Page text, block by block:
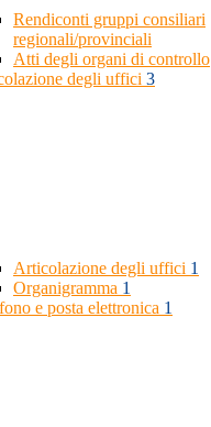
Rendiconti gruppi consiliari
regionali/provinciali
Atti degli organi di controllo
degli uffici 3
Articolazione degli uffici 1
Organigramma 1
e posta elettronica 1